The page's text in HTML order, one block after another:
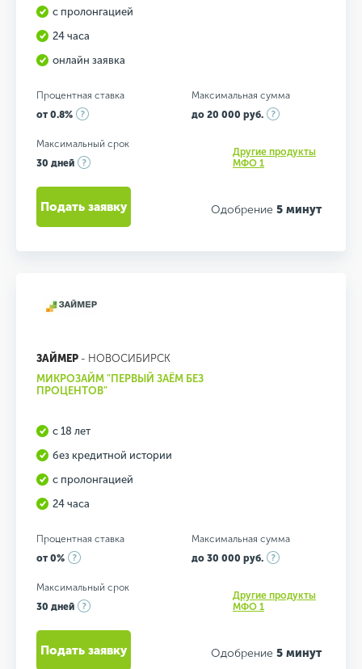
с пролонгацией
24 часа
онлайн заявка
Процентная ставка
от 0.8%
Максимальная сумма
до 20 000 руб.
Максимальный срок
30 дней
Другие продукты
МФО 1
Одобрение 5 минут
Подать заявку
ЗАЙМЕР - НОВОСИБИРСК
МИКРОЗАЙМ "ПЕРВЫЙ ЗАЁМ БЕЗ
ПРОЦЕНТОВ"
с 18 лет
без кредитной истории
с пролонгацией
24 часа
Процентная ставка
от 0%
Максимальная сумма
до 30 000 руб.
Максимальный срок
30 дней
Другие продукты
МФО 1
Одобрение 5 минут
Подать заявку